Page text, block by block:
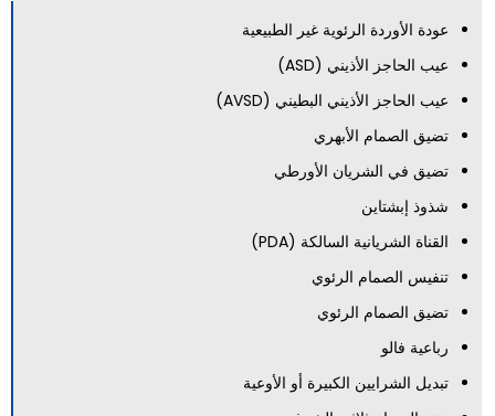
عودة الأوردة الرئوية غير الطبيعية
عيب الحاجز الأذيني (ASD)
عيب الحاجز الأذيني البطيني (AVSD)
تضيق الصمام الأبهري
تضيق في الشريان الأورطي
شذوذ إبشتاين
القناة الشريانية السالكة (PDA)
تنفيس الصمام الرئوي
تضيق الصمام الرئوي
رباعية فالو
تبديل الشرايين الكبيرة أو الأوعية